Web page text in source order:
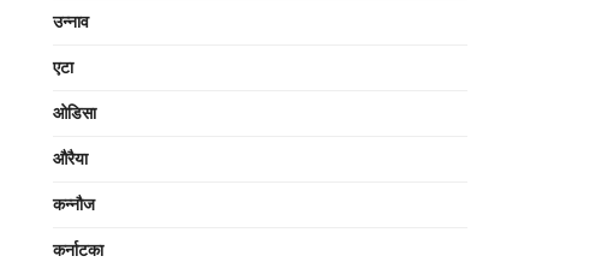
उन्नाव
एटा
ओडिसा
औरैया
कन्नौज
कर्नाटका